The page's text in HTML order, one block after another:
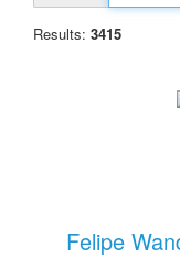
Results: 3415
Felipe